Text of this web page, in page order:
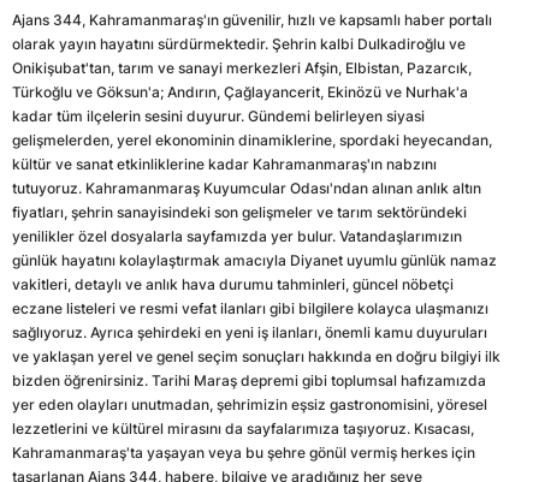
Ajans 344, Kahramanmaraş'ın güvenilir, hızlı ve kapsamlı haber portalı
olarak yayın hayatını sürdürmektedir. Şehrin kalbi Dulkadiroğlu ve
Onikişubat'tan, tarım ve sanayi merkezleri Afşin, Elbistan, Pazarcık,
Türkoğlu ve Göksun'a; Andırın, Çağlayancerit, Ekinözü ve Nurhak'a
kadar tüm ilçelerin sesini duyurur. Gündemi belirleyen siyasi
gelişmelerden, yerel ekonominin dinamiklerine, spordaki heyecandan,
kültür ve sanat etkinliklerine kadar Kahramanmaraş'ın nabzını
tutuyoruz. Kahramanmaraş Kuyumcular Odası'ndan alınan anlık altın
fiyatları, şehrin sanayisindeki son gelişmeler ve tarım sektöründeki
yenilikler özel dosyalarla sayfamızda yer bulur. Vatandaşlarımızın
günlük hayatını kolaylaştırmak amacıyla Diyanet uyumlu günlük namaz
vakitleri, detaylı ve anlık hava durumu tahminleri, güncel nöbetçi
eczane listeleri ve resmi vefat ilanları gibi bilgilere kolayca ulaşmanızı
sağlıyoruz. Ayrıca şehirdeki en yeni iş ilanları, önemli kamu duyuruları
ve yaklaşan yerel ve genel seçim sonuçları hakkında en doğru bilgiyi ilk
bizden öğrenirsiniz. Tarihi Maraş depremi gibi toplumsal hafızamızda
yer eden olayları unutmadan, şehrimizin eşsiz gastronomisini, yöresel
lezzetlerini ve kültürel mirasını da sayfalarımıza taşıyoruz. Kısacası,
Kahramanmaraş'ta yaşayan veya bu şehre gönül vermiş herkes için
tasarlanan Ajans 344, habere, bilgiye ve aradığınız her şeye